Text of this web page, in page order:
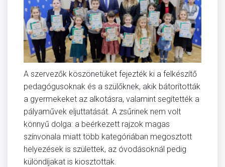
A szervezők köszönetüket fejezték ki a felkészítő
pedagógusoknak és a szülőknek, akik bátorították
a gyermekeket az alkotásra, valamint segítették a
pályaművek eljuttatását. A zsűrinek nem volt
könnyű dolga: a beérkezett rajzok magas
színvonala miatt több kategóriában megosztott
helyezések is születtek, az óvodásoknál pedig
különdíjakat is kiosztottak.